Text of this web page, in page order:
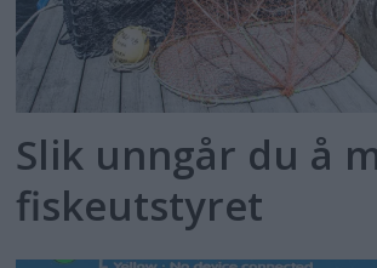
Slik unngår du å
fiskeutstyret